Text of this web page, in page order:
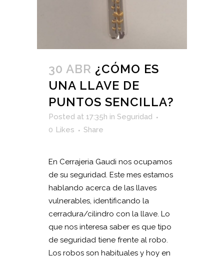
30 ABR ¿CÓMO ES
UNA LLAVE DE
PUNTOS SENCILLA?
Posted at 17:35h in Seguridad
0 Likes Share
En Cerrajeria Gaudi nos ocupamos
de su seguridad. Este mes estamos
hablando acerca de las llaves
vulnerables, identificando la
cerradura/cilindro con la llave. Lo
que nos interesa saber es que tipo
de seguridad tiene frente al robo.
Los robos son habituales y hoy en